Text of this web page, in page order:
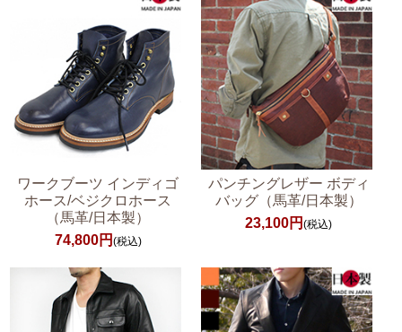
ワークブーツ インディゴ
ホース/ベジクロホース
（馬革/日本製）
74,800円 (税込)
パンチングレザー ボディ
バッグ（馬革/日本製）
23,100円(税込)